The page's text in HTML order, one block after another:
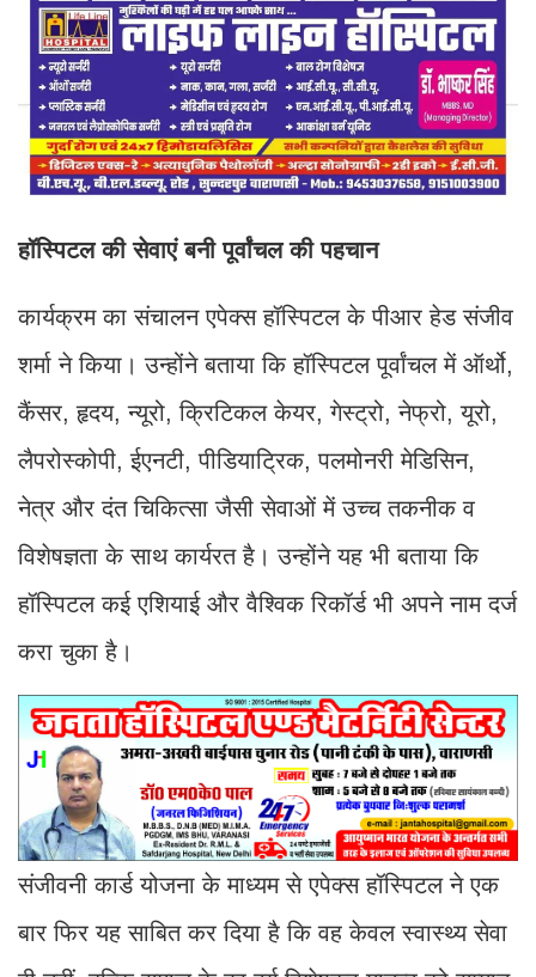
हॉस्पिटल की सेवाएं बनी पूर्वांचल की पहचान
कार्यक्रम का संचालन एपेक्स हॉस्पिटल के पीआर हेड संजीव
शर्मा ने किया। उन्होंने बताया कि हॉस्पिटल पूर्वांचल में ऑर्थो,
कैंसर, हृदय, न्यूरो, क्रिटिकल केयर, गेस्ट्रो, नेफ्रो, यूरो,
लैपरोस्कोपी, ईएनटी, पीडियाट्रिक, पलमोनरी मेडिसिन,
नेत्र और दंत चिकित्सा जैसी सेवाओं में उच्च तकनीक व
विशेषज्ञता के साथ कार्यरत है। उन्होंने यह भी बताया कि
हॉस्पिटल कई एशियाई और वैश्विक रिकॉर्ड भी अपने नाम दर्ज
करा चुका है।
संजीवनी कार्ड योजना के माध्यम से एपेक्स हॉस्पिटल ने एक
बार फिर यह साबित कर दिया है कि वह केवल स्वास्थ्य सेवा